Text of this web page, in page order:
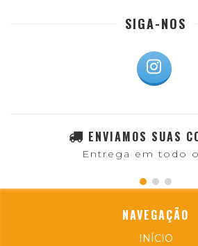
SIGA-NOS
ENVIAMOS SUAS
Entrega em todo
NAVEGAÇÃO
INÍCIO